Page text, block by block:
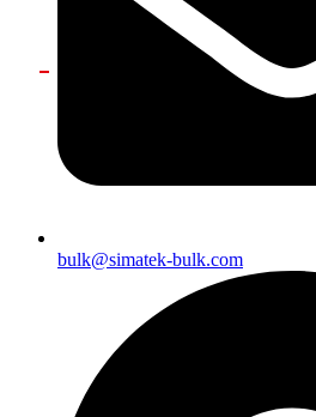
bulk@simatek-bulk.com